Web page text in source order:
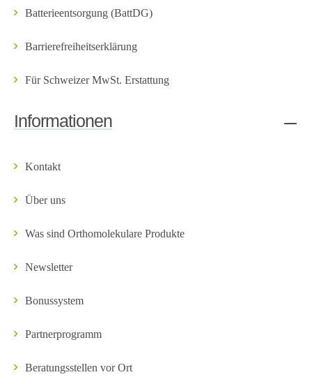
Batterieentsorgung (BattDG)
Barrierefreiheitserklärung
Für Schweizer MwSt. Erstattung
Informationen
Kontakt
Über uns
Was sind Orthomolekulare Produkte
Newsletter
Bonussystem
Partnerprogramm
Beratungsstellen vor Ort